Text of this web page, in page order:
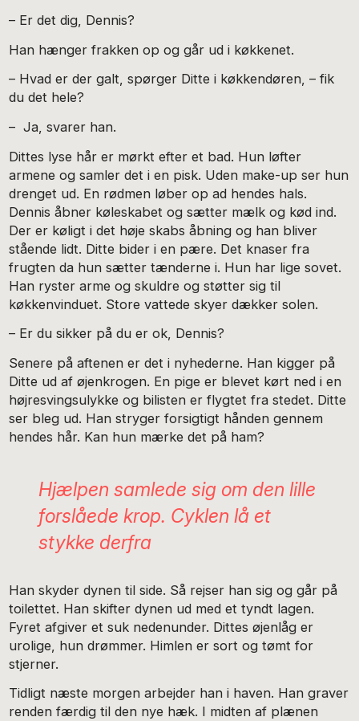
– Er det dig, Dennis?
Han hænger frakken op og går ud i køkkenet.
– Hvad er der galt, spørger Ditte i køkkendøren, – fik
du det hele?
– Ja, svarer han.
Dittes lyse hår er mørkt efter et bad. Hun løfter
armene og samler det i en pisk. Uden make-up ser hun
drenget ud. En rødmen løber op ad hendes hals.
Dennis åbner køleskabet og sætter mælk og kød ind.
Der er køligt i det høje skabs åbning og han bliver
stående lidt. Ditte bider i en pære. Det knaser fra
frugten da hun sætter tænderne i. Hun har lige sovet.
Han ryster arme og skuldre og støtter sig til
køkkenvinduet. Store vattede skyer dækker solen.
– Er du sikker på du er ok, Dennis?
Senere på aftenen er det i nyhederne. Han kigger på
Ditte ud af øjenkrogen. En pige er blevet kørt ned i en
højresvingsulykke og bilisten er flygtet fra stedet. Ditte
ser bleg ud. Han stryger forsigtigt hånden gennem
hendes hår. Kan hun mærke det på ham?
Hjælpen samlede sig om den lille
forslåede krop. Cyklen lå et
stykke derfra
Han skyder dynen til side. Så rejser han sig og går på
toilettet. Han skifter dynen ud med et tyndt lagen.
Fyret afgiver et suk nedenunder. Dittes øjenlåg er
urolige, hun drømmer. Himlen er sort og tømt for
stjerner.
Tidligt næste morgen arbejder han i haven. Han graver
renden færdig til den nye hæk. I midten af plænen